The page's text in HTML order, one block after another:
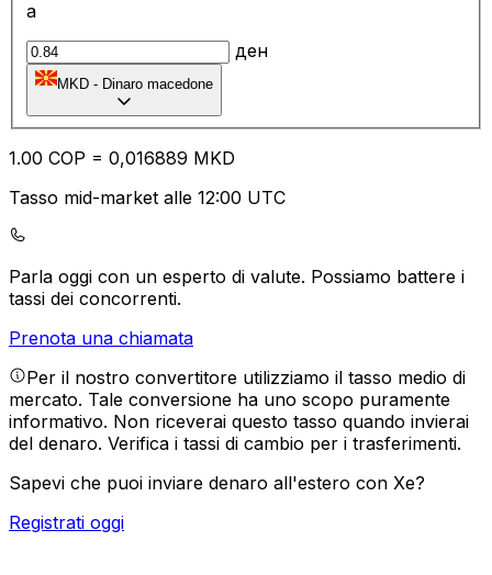
a
ден
MKD - Dinaro macedone
1.00 COP = 0,016889 MKD
Tasso mid-market alle 12:00 UTC
Parla oggi con un esperto di valute. Possiamo battere i
tassi dei concorrenti.
Prenota una chiamata
Per il nostro convertitore utilizziamo il tasso medio di
mercato. Tale conversione ha uno scopo puramente
informativo. Non riceverai questo tasso quando invierai
del denaro. Verifica i tassi di cambio per i trasferimenti.
Sapevi che puoi inviare denaro all'estero con Xe?
Registrati oggi